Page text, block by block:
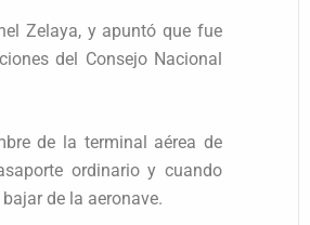
Zelaya, y apuntó que fue
del Consejo Nacional
de la terminal aérea de
ordinario y cuando
de la aeronave.